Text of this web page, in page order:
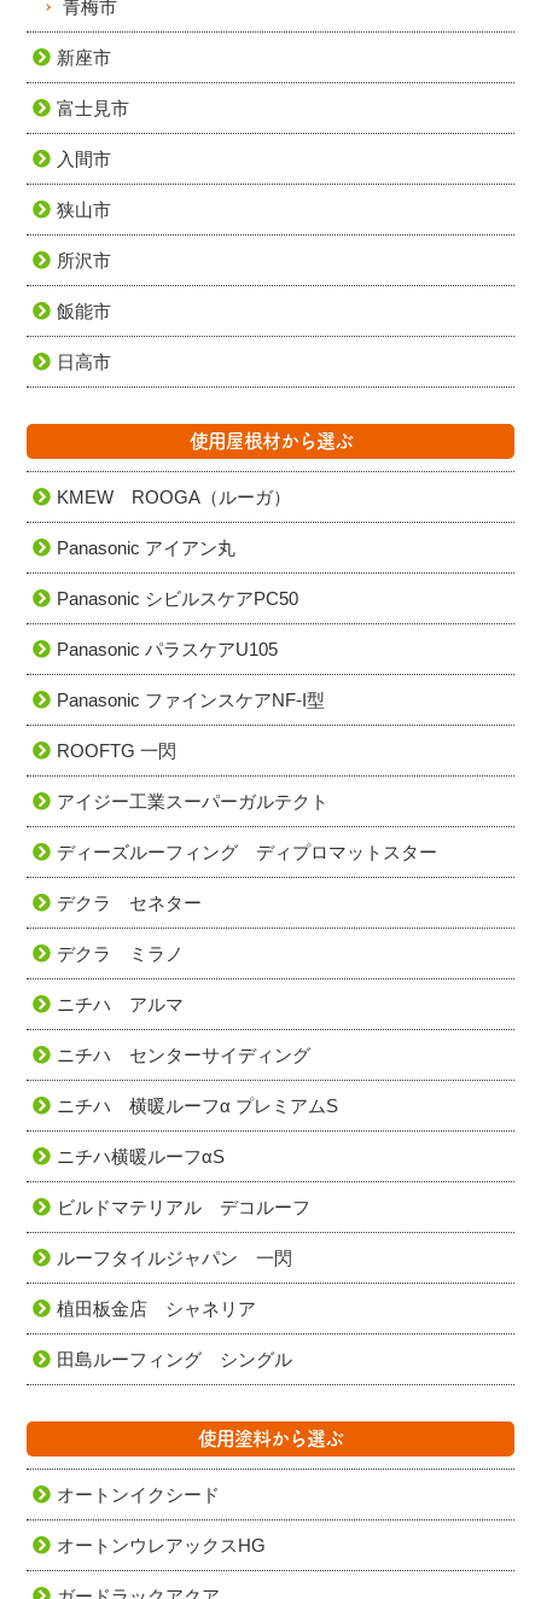
青梅市
新座市
富士見市
入間市
狭山市
所沢市
飯能市
日高市
使用屋根材から選ぶ
KMEW ROOGA（ルーガ）
Panasonic アイアン丸
Panasonic シビルスケアPC50
Panasonic パラスケアU105
Panasonic ファインスケアNF-I型
ROOFTG 一閃
アイジー工業スーパーガルテクト
ディーズルーフィング ディプロマットスター
デクラ セネター
デクラ ミラノ
ニチハ アルマ
ニチハ センターサイディング
ニチハ 横暖ルーフα プレミアムS
ニチハ横暖ルーフαS
ビルドマテリアル デコルーフ
ルーフタイルジャパン 一閃
植田板金店 シャネリア
田島ルーフィング シングル
使用塗料から選ぶ
オートンイクシード
オートンウレアックスHG